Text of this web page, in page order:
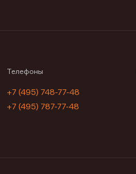
Телефоны
+7 (495) 748-77-48
+7 (495) 787-77-48